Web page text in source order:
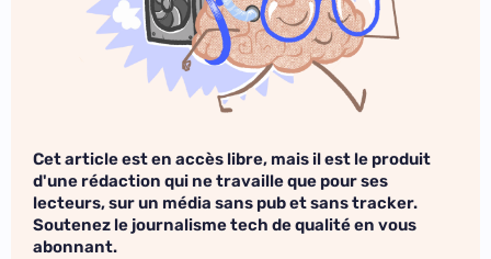
Cet article est en accès libre, mais il est le produit
d'une rédaction qui ne travaille que pour ses
lecteurs, sur un média sans pub et sans tracker.
Soutenez le journalisme tech de qualité en vous
abonnant.